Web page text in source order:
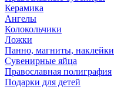
Керамика
Ангелы
Колокольчики
Ложки
Панно, магниты, наклейки
Сувенирные яйца
Православная полиграфия
Подарки для детей